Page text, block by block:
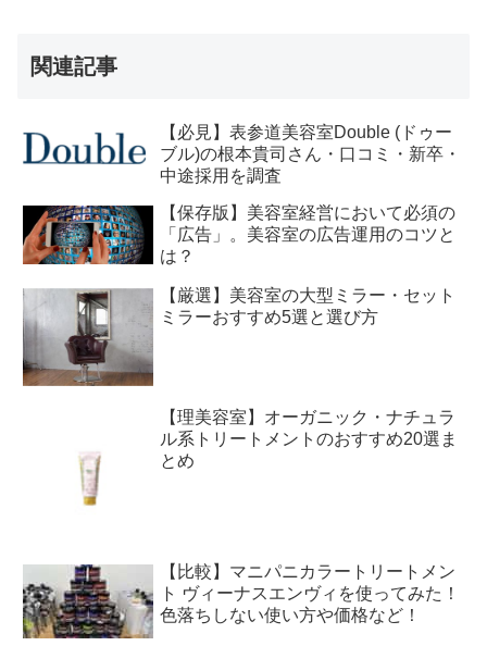
関連記事
【必見】表参道美容室Double (ドゥー
ブル)の根本貴司さん・口コミ・新卒・
中途採用を調査
【保存版】美容室経営において必須の
「広告」。美容室の広告運用のコツと
は？
【厳選】美容室の大型ミラー・セット
ミラーおすすめ5選と選び方
【理美容室】オーガニック・ナチュラ
ル系トリートメントのおすすめ20選ま
とめ
【比較】マニパニカラートリートメン
ト ヴィーナスエンヴィを使ってみた！
色落ちしない使い方や価格など！